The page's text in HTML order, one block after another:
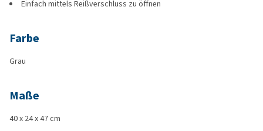
Einfach mittels Reißverschluss zu öffnen
Farbe
Grau
Maße
40 x 24 x 47 cm